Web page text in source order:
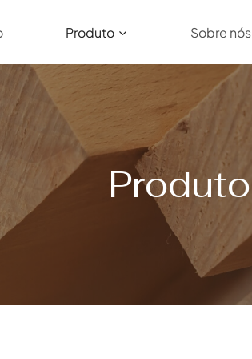
Produto Sobre nós
Produto